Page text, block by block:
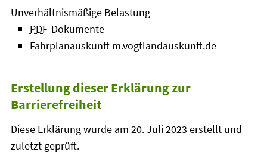
Unverhältnismäßige Belastung
PDF-Dokumente
Fahrplanauskunft m.vogtlandauskunft.de
Erstellung dieser Erklärung zur
Barrierefreiheit
Diese Erklärung wurde am 20. Juli 2023 erstellt und
zuletzt geprüft.